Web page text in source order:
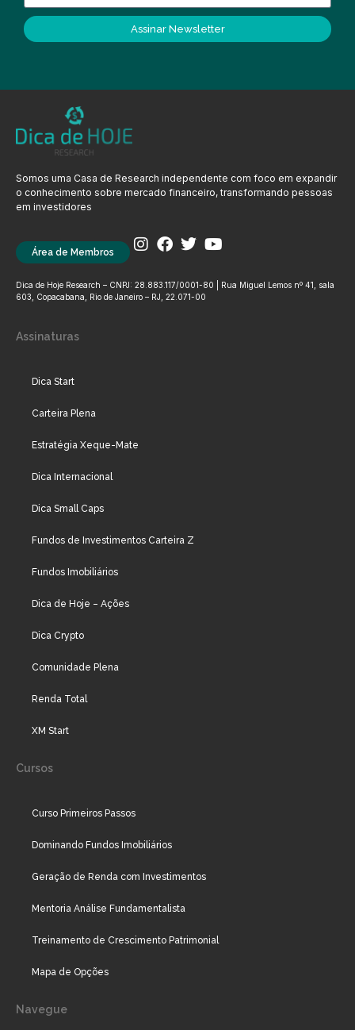
Assinar Newsletter
Somos uma Casa de Research independente com foco em expandir
o conhecimento sobre mercado financeiro, transformando pessoas
em investidores
Área de Membros
Dica de Hoje Research – CNPJ: 28.883.117/0001-80 | Rua Miguel Lemos nº 41, sala
603, Copacabana, Rio de Janeiro – RJ, 22.071-00
Assinaturas
Dica Start
Carteira Plena
Estratégia Xeque-Mate
Dica Internacional
Dica Small Caps
Fundos de Investimentos Carteira Z
Fundos Imobiliários
Dica de Hoje – Ações
Dica Crypto
Comunidade Plena
Renda Total
XM Start
Cursos
Curso Primeiros Passos
Dominando Fundos Imobiliários
Geração de Renda com Investimentos
Mentoria Análise Fundamentalista
Treinamento de Crescimento Patrimonial
Mapa de Opções
Navegue